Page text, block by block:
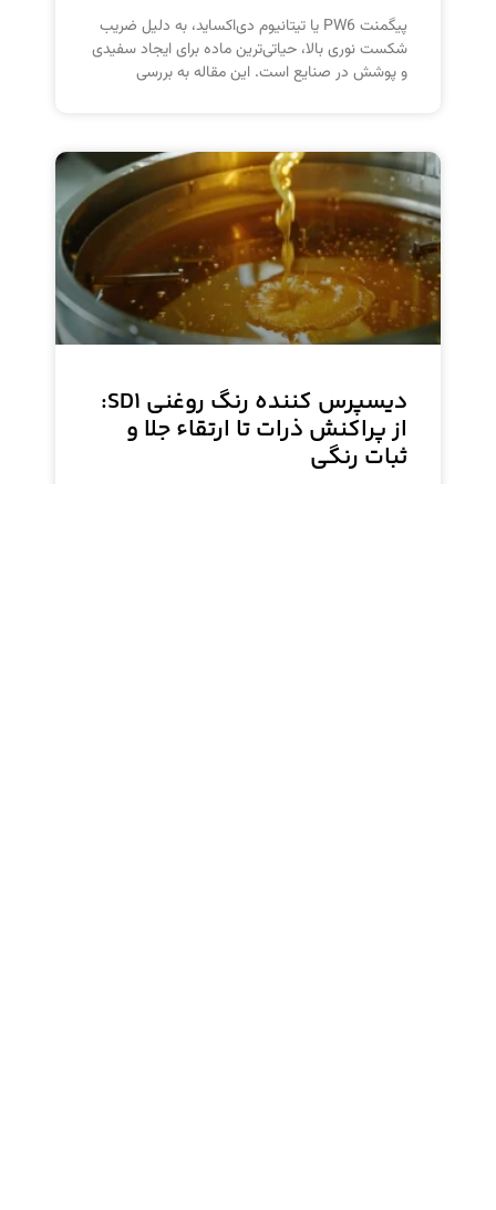
پیگمنت PW6 یا تیتانیوم دی‌اکساید، به دلیل ضریب
شکست نوری بالا، حیاتی‌ترین ماده برای ایجاد سفیدی
و پوشش در صنایع است. این مقاله به بررسی
دیسپرس کننده رنگ روغنی SD۱:
از پراکنش ذرات تا ارتقاء جلا و
ثبات رنگی